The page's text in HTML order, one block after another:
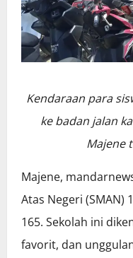
Kendaraan para
ke badan jalan
Majene
Majene,
Atas Negeri (SMAN)
165. Sekolah ini
favorit, dan